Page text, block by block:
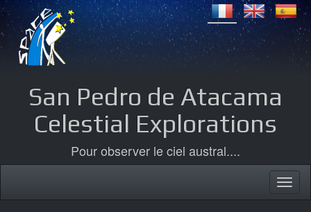
San Pedro de Atacama
Celestial Explorations
Pour observer le ciel austral....